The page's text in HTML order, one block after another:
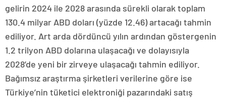
gelirin 2024 ile 2028 arasında sürekli olarak toplam
130.4 milyar ABD doları (yüzde 12.46) artacağı tahmin
ediliyor. Art arda dördüncü yılın ardından göstergenin
1.2 trilyon ABD dolarına ulaşacağı ve dolayısıyla
2028’de yeni bir zirveye ulaşacağı tahmin ediliyor.
Bağımsız araştırma şirketleri verilerine göre ise
Türkiye’nin tüketici elektroniği pazarındaki satış